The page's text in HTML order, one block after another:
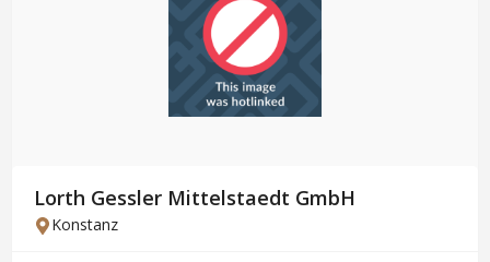
Lorth Gessler Mittelstaedt GmbH
Konstanz